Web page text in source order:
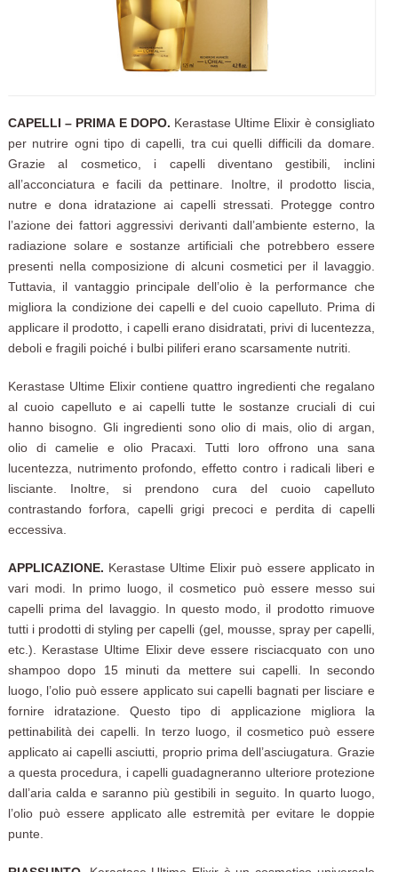
CAPELLI – PRIMA E DOPO. Kerastase Ultime Elixir è consigliato
per nutrire ogni tipo di capelli, tra cui quelli difficili da domare.
Grazie al cosmetico, i capelli diventano gestibili, inclini
all’acconciatura e facili da pettinare. Inoltre, il prodotto liscia,
nutre e dona idratazione ai capelli stressati. Protegge contro
l’azione dei fattori aggressivi derivanti dall’ambiente esterno, la
radiazione solare e sostanze artificiali che potrebbero essere
presenti nella composizione di alcuni cosmetici per il lavaggio.
Tuttavia, il vantaggio principale dell’olio è la performance che
migliora la condizione dei capelli e del cuoio capelluto. Prima di
applicare il prodotto, i capelli erano disidratati, privi di lucentezza,
deboli e fragili poiché i bulbi piliferi erano scarsamente nutriti.
Kerastase Ultime Elixir contiene quattro ingredienti che regalano
al cuoio capelluto e ai capelli tutte le sostanze cruciali di cui
hanno bisogno. Gli ingredienti sono olio di mais, olio di argan,
olio di camelie e olio Pracaxi. Tutti loro offrono una sana
lucentezza, nutrimento profondo, effetto contro i radicali liberi e
lisciante. Inoltre, si prendono cura del cuoio capelluto
contrastando forfora, capelli grigi precoci e perdita di capelli
eccessiva.
APPLICAZIONE. Kerastase Ultime Elixir può essere applicato in
vari modi. In primo luogo, il cosmetico può essere messo sui
capelli prima del lavaggio. In questo modo, il prodotto rimuove
tutti i prodotti di styling per capelli (gel, mousse, spray per capelli,
etc.). Kerastase Ultime Elixir deve essere risciacquato con uno
shampoo dopo 15 minuti da mettere sui capelli. In secondo
luogo, l’olio può essere applicato sui capelli bagnati per lisciare e
fornire idratazione. Questo tipo di applicazione migliora la
pettinabilità dei capelli. In terzo luogo, il cosmetico può essere
applicato ai capelli asciutti, proprio prima dell’asciugatura. Grazie
a questa procedura, i capelli guadagneranno ulteriore protezione
dall’aria calda e saranno più gestibili in seguito. In quarto luogo,
l’olio può essere applicato alle estremità per evitare le doppie
punte.